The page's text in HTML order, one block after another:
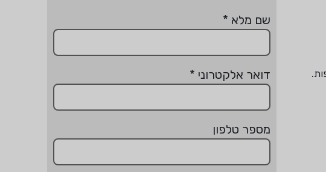
שם מלא *
דואר אלקטרוני *
מספר טלפון